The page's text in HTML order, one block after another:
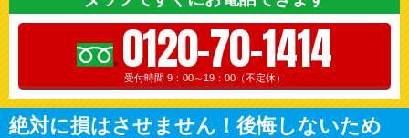
0120-70-1414
受付時間 9：00～19：00（不定休）
絶対に損はさせません！後悔しないため